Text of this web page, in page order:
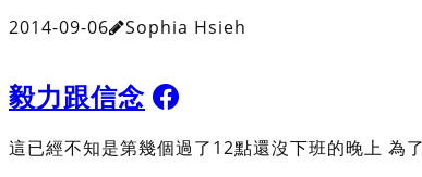
2014-09-06
Sophia Hsieh
毅力跟信念
這已經不知是第幾個過了12點還沒下班的晚上 為